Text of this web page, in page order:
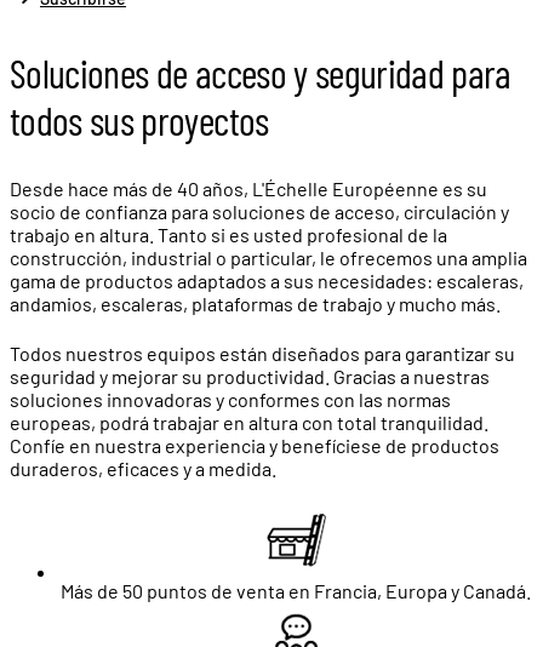
Soluciones de acceso y seguridad para
todos sus proyectos
Desde hace más de 40 años, L'Échelle Européenne es su
socio de confianza para soluciones de acceso, circulación y
trabajo en altura. Tanto si es usted profesional de la
construcción, industrial o particular, le ofrecemos una amplia
gama de productos adaptados a sus necesidades: escaleras,
andamios, escaleras, plataformas de trabajo y mucho más.
Todos nuestros equipos están diseñados para garantizar su
seguridad y mejorar su productividad. Gracias a nuestras
soluciones innovadoras y conformes con las normas
europeas, podrá trabajar en altura con total tranquilidad.
Confíe en nuestra experiencia y benefíciese de productos
duraderos, eficaces y a medida.
Más de 50 puntos de venta en Francia, Europa y Canadá.